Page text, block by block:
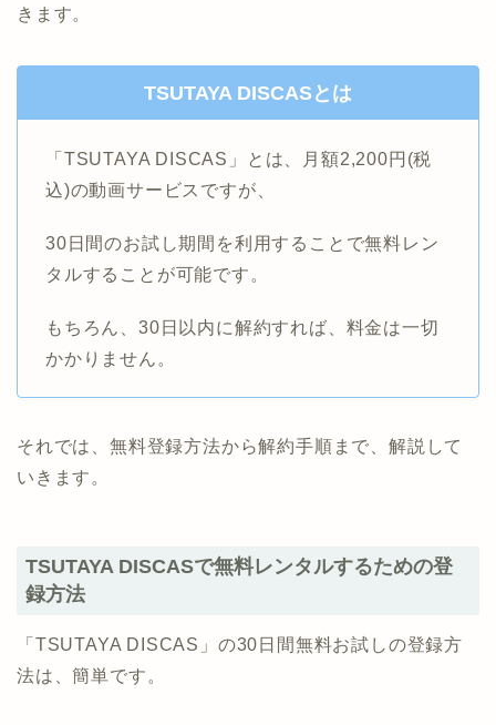
きます。
TSUTAYA DISCASとは
「TSUTAYA DISCAS」とは、月額2,200円(税
込)の動画サービスですが、
30日間のお試し期間を利用することで無料レン
タルすることが可能です。
もちろん、30日以内に解約すれば、料金は一切
かかりません。
それでは、無料登録方法から解約手順まで、解説して
いきます。
TSUTAYA DISCASで無料レンタルするための登
録方法
「TSUTAYA DISCAS」の30日間無料お試しの登録方
法は、簡単です。